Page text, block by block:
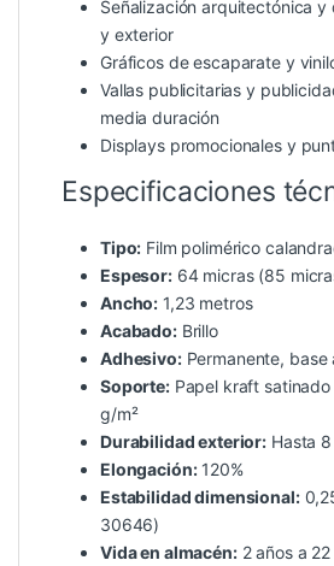
Señalización arquitectónica y
y exterior
Gráficos de escaparate y
Vallas publicitarias y
media duración
Displays promocionales y
Especificaciones
Tipo: Film polimérico
Espesor:64 micras (85
Ancho: 1,23 metros
Acabado:Brillo
Adhesivo:Permanente, base
Soporte:Papel kraft satinado
g/m²
Durabilidad exterior: Hasta
Elongación:120%
Estabilidad dimensional:
30646)
Vida en almacén:2 años a 22